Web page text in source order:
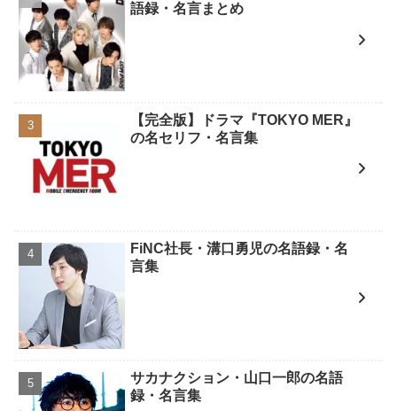
語録・名言まとめ
【完全版】ドラマ『TOKYO MER』
の名セリフ・名言集
FiNC社長・溝口勇児の名語録・名
言集
サカナクション・山口一郎の名語
録・名言集